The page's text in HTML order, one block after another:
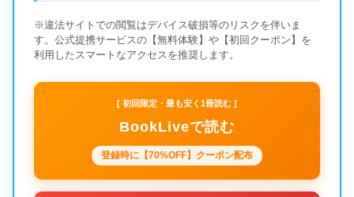
※違法サイトでの閲覧はデバイス破損等のリスクを伴いま
す。公式提携サービスの【無料体験】や【初回クーポン】を
利用したスマートなアクセスを推奨します。
[ 初回限定・最も安く1冊読む ]
BookLiveで読む
登録時に【70%OFF】クーポン配布